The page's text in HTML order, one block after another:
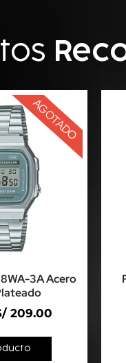
AGOTADO
3A Acero
209.00